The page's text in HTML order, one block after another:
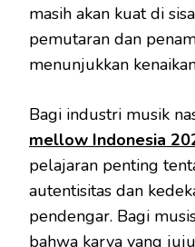
masih akan kuat di
pemutaran dan
menunjukkan
Bagi industri musik
mellow Indonesia
pelajaran penting
autentisitas dan
pendengar. Bagi
bahwa karya yang